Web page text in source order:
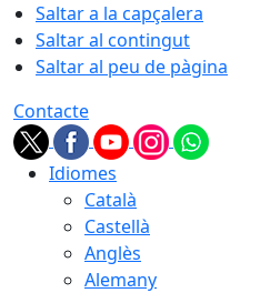
Saltar a la capçalera
Saltar al contingut
Saltar al peu de pàgina
Contacte
Idiomes
Català
Castellà
Anglès
Alemany